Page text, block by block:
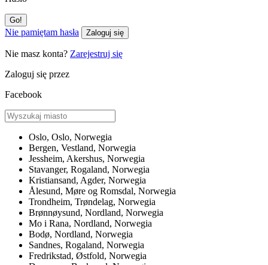
Nie pamiętam hasła Zaloguj się
Nie masz konta? Zarejestruj się
Zaloguj się przez
Facebook
Oslo, Oslo, Norwegia
Bergen, Vestland, Norwegia
Jessheim, Akershus, Norwegia
Stavanger, Rogaland, Norwegia
Kristiansand, Agder, Norwegia
Ålesund, Møre og Romsdal, Norwegia
Trondheim, Trøndelag, Norwegia
Brønnøysund, Nordland, Norwegia
Mo i Rana, Nordland, Norwegia
Bodø, Nordland, Norwegia
Sandnes, Rogaland, Norwegia
Fredrikstad, Østfold, Norwegia